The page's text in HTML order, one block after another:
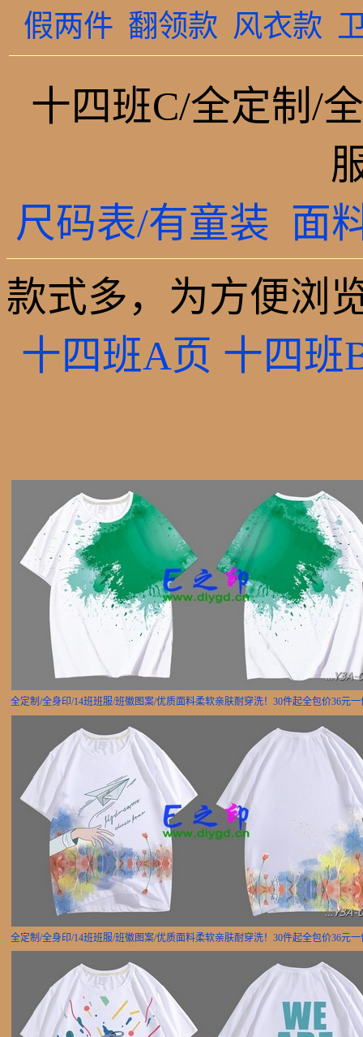
假两件 翻领款 风衣款
十四班C/全定制/
尺码表/有童装 面
款式多，为方便浏
十四班A页 十四班
全定制/全身印/14班班服/班徽图案/优质面料柔软亲肤耐穿洗！30件起全包价36元一
全定制/全身印/14班班服/班徽图案/优质面料柔软亲肤耐穿洗！30件起全包价36元一